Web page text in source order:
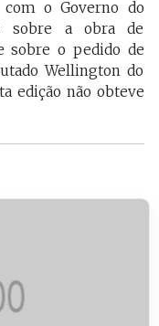
o Governo do
sobre a obra de
sobre o pedido de
Wellington do
edição não obteve